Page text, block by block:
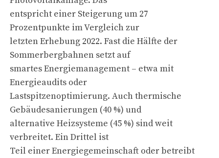
entspricht einer Steigerung um 27
Prozentpunkte im Vergleich zur
letzten Erhebung 2022. Fast die Hälfte der
Sommerbergbahnen setzt auf
smartes Energiemanagement – etwa mit
Energieaudits oder
Lastspitzenoptimierung. Auch thermische
Gebäudesanierungen (40 %) und
alternative Heizsysteme (45 %) sind weit
verbreitet. Ein Drittel ist
Teil einer Energiegemeinschaft oder betreibt